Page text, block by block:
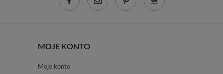
MOJE KONTO
Moje konto